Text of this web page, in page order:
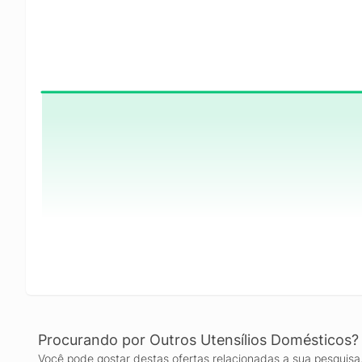
Procurando por Outros Utensílios Domésticos?
Você pode gostar destas ofertas relacionadas a sua